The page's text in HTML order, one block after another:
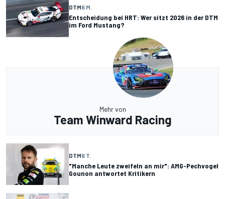
DTM6 M.
Entscheidung bei HRT: Wer sitzt 2026 in der DTM
im Ford Mustang?
Mehr von
Team Winward Racing
DTM6 T.
"Manche Leute zweifeln an mir": AMG-Pechvogel
Gounon antwortet Kritikern